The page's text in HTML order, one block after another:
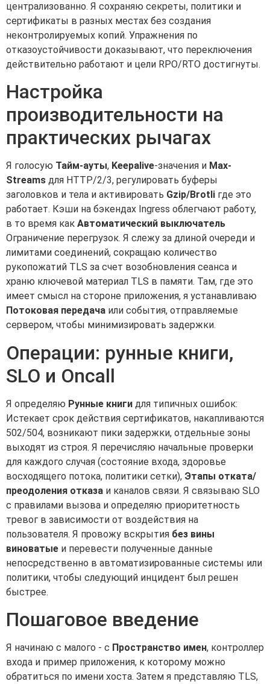
централизованно. Я сохраняю секреты, политики и
сертификаты в разных местах без создания
неконтролируемых копий. Упражнения по
отказоустойчивости доказывают, что переключения
действительно работают и цели RPO/RTO достигнуты.
Настройка
производительности на
практических рычагах
Я голосую Тайм-ауты, Keepalive-значения и Max-
Streams для HTTP/2/3, регулировать буферы
заголовков и тела и активировать Gzip/Brotli где это
работает. Кэши на бэкендах Ingress облегчают работу,
в то время как Автоматический выключатель
Ограничение перегрузок. Я слежу за длиной очереди и
лимитами соединений, сокращаю количество
рукопожатий TLS за счет возобновления сеанса и
храню ключевой материал TLS в памяти. Там, где это
имеет смысл на стороне приложения, я устанавливаю
Потоковая передача или события, отправляемые
сервером, чтобы минимизировать задержки.
Операции: рунные книги,
SLO и Oncall
Я определяю Рунные книги для типичных ошибок:
Истекает срок действия сертификатов, накапливаются
502/504, возникают пики задержки, отдельные зоны
выходят из строя. Я перечисляю начальные проверки
для каждого случая (состояние входа, здоровье
восходящего потока, политики сетки), Этапы отката/
преодоления отказа и каналов связи. Я связываю SLO
с правилами вызова и определяю приоритетность
тревог в зависимости от воздействия на
пользователя. Я провожу вскрытия без вины
виноватые и перевести полученные данные
непосредственно в автоматизированные системы или
политики, чтобы следующий инцидент был решен
быстрее.
Пошаговое введение
Я начинаю с малого - с Пространство имен, контроллер
входа и пример приложения, к которому можно
обратиться по имени хоста. Затем я представляю TLS,